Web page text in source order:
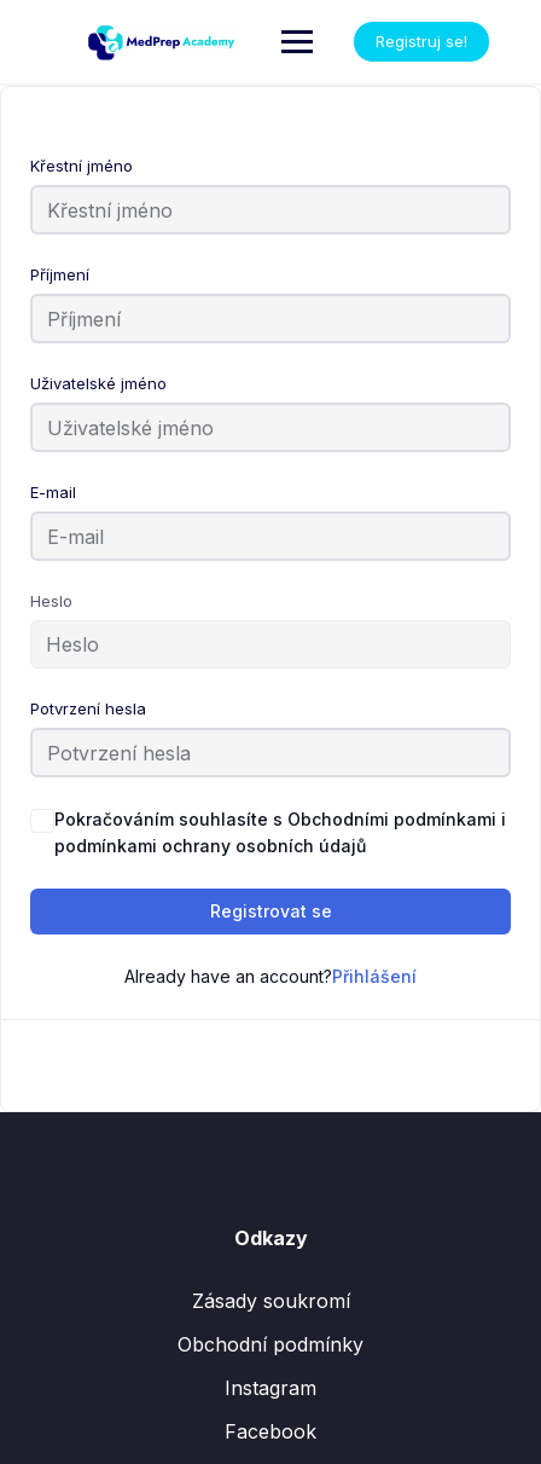
Registruj se!
Křestní jméno
Příjmení
Uživatelské jméno
E-mail
Heslo
Potvrzení hesla
Pokračováním souhlasíte s Obchodními podmínkami i
podmínkami ochrany osobních údajů
Registrovat se
Already have an account?Přihlášení
Odkazy
Zásady soukromí
Obchodní podmínky
Instagram
Facebook